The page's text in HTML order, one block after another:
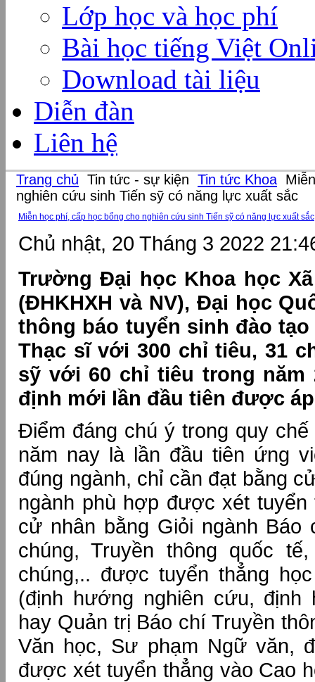
Lớp học và học phí
Bài học tiếng Việt
Download tài liệu
Diễn đàn
Liên hệ
Trang chủ Tin tức - sự kiện Tin tức Khoa
nghiên cứu sinh Tiến sỹ có năng lực xuất sắc
Miễn học phí, cấp học bổng cho nghiên cứu sinh Tiến sỹ có năng lực xuất sắc
Chủ nhật, 20 Tháng 3 2022
Trường Đại học Khoa học
(ĐHKHXH và NV), Đại học
thông báo tuyển sinh đào
Thạc sĩ với 300 chỉ tiêu, 31
sỹ với 60 chỉ tiêu trong năm
định mới lần đầu tiên được
Điểm đáng chú ý trong quy
năm nay là lần đầu tiên ứng
đúng ngành, chỉ cần đạt bằng
ngành phù hợp được xét tuyển
cử nhân bằng Giỏi ngành Báo
chúng, Truyền thông quốc
chúng,.. được tuyển thẳng
(định hướng nghiên cứu, định
hay Quản trị Báo chí Truyền
Văn học, Sư phạm Ngữ văn,
được xét tuyển thẳng vào Cao